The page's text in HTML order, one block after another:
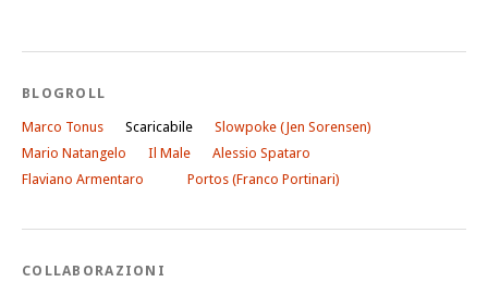
BLOGROLL
Marco Tonus Scaricabile
Slowpoke (Jen Sorensen)
Mario Natangelo
Il Male
Alessio Spataro
Flaviano Armentaro
Portos (Franco Portinari)
COLLABORAZIONI